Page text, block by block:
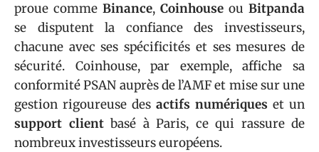
proue comme Binance, Coinhouse ou Bitpanda
se disputent la confiance des investisseurs,
chacune avec ses spécificités et ses mesures de
sécurité. Coinhouse, par exemple, affiche sa
conformité PSAN auprès de l’AMF et mise sur une
gestion rigoureuse des actifs numériques et un
support clientbasé à Paris, ce qui rassure de
nombreux investisseurs européens.